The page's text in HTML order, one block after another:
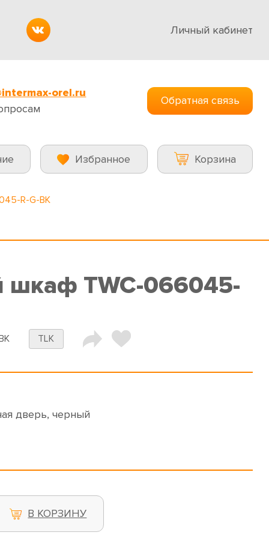
Личный кабинет
orel.ru
Обратная связь
Избранное Корзина
R-G-BK
шкаф TWC-066045-
TLK
дверь, черный
В КОРЗИНУ